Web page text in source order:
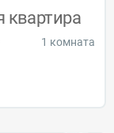
квартира
1 комната